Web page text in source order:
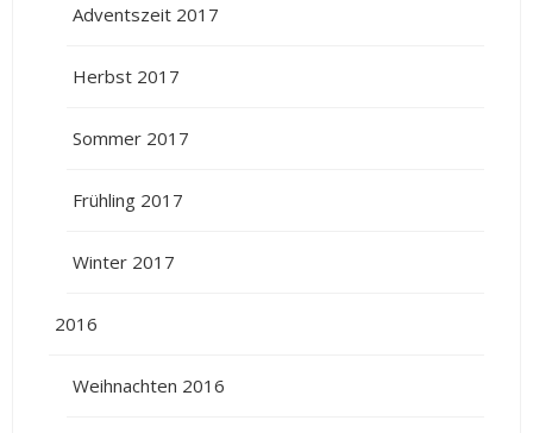
Adventszeit 2017
Herbst 2017
Sommer 2017
Frühling 2017
Winter 2017
2016
Weihnachten 2016